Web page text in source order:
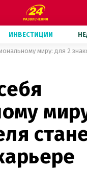
ИНВЕСТИЦИИ